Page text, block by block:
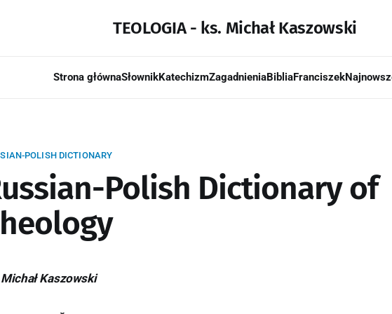
TEOLOGIA - ks. Michał Kaszowski
Strona głównaSłownikKatechizmZagadnieniaBibliaFranciszek
POLISH DICTIONARY
Polish Dictionary of
Kaszowski